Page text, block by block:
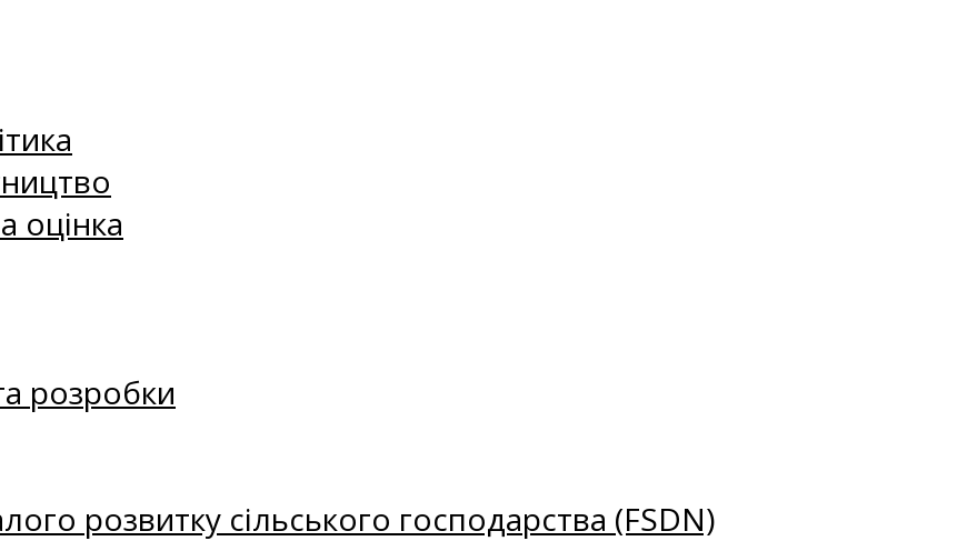
оцінка
розробки
розвитку сільського господарства (FSDN)